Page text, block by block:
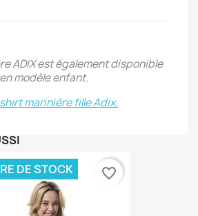
ADIX est également disponible
en modèle enfant.
marinière fille Adix.
DE STOCK favorite_border